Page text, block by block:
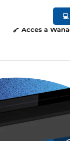
🔗 Accès à